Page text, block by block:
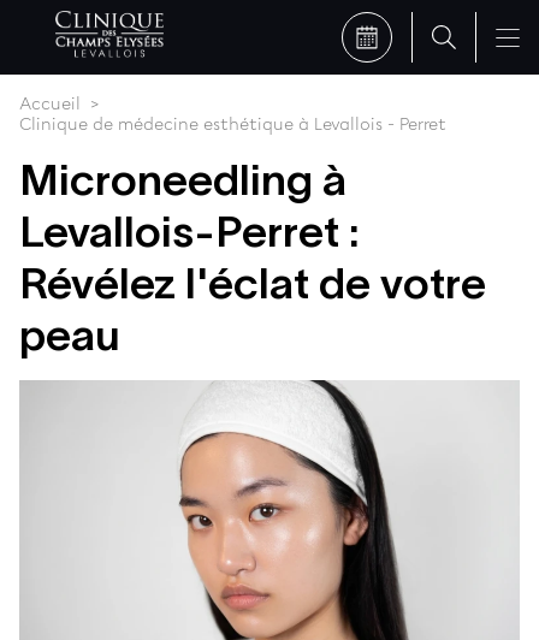
Accueil
Clinique de médecine esthétique à Levallois - Perret
Microneedling à
Levallois-Perret :
Révélez l'éclat de votre
peau